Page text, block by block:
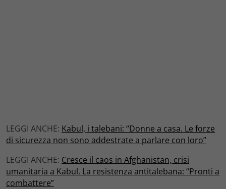
LEGGI ANCHE: Kabul, i talebani: “Donne a casa. Le forze
di sicurezza non sono addestrate a parlare con loro”
LEGGI ANCHE: Cresce il caos in Afghanistan, crisi
umanitaria a Kabul. La resistenza antitalebana: “Pronti a
combattere”